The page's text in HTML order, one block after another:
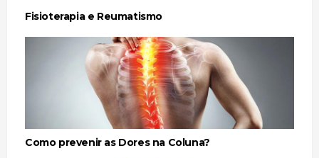
Fisioterapia e Reumatismo
Como prevenir as Dores na Coluna?